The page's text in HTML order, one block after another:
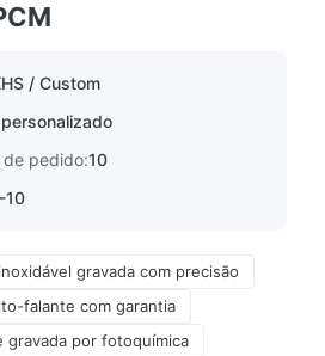
/ Custom
personalizado
de pedido:10
10
gravada com precisão
falante com garantia
gravada por fotoquímica